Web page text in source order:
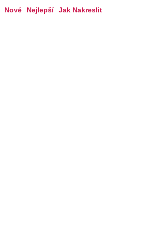
Nové Nejlepší Jak Nakreslit